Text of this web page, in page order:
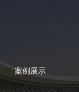
案例展示